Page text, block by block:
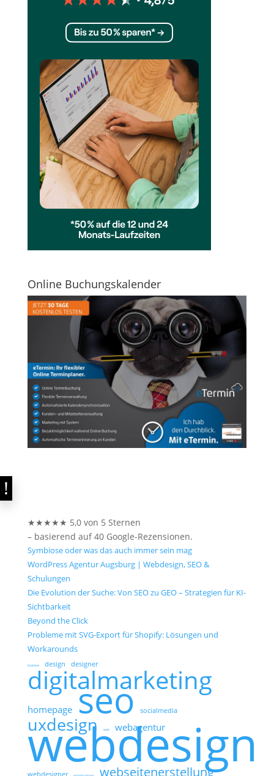
Online Buchungskalender
★★★★★ 5,0 von 5 Sternen
– basierend auf 40 Google-Rezensionen.
Symbiose oder was das auch immer sein mag
WordPress Agentur Augsburg | Webdesign, SEO &
Schulungen
Die Evolution der Suche: Von SEO zu GEO – Strategien für KI-
Sichtbarkeit
Beyond the Click
Probleme mit SVG-Export für Shopify: Lösungen und
Workarounds
business design designer
digitalmarketing
homepage seo socialmedia
uxdesign web webagentur
webdesign
webdesigner webseitenerstellung